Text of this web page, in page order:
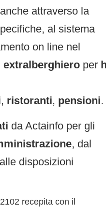
anche attraverso la
al sistema
on line nel
extralberghiero per
, ristoranti, pensioni.
da Actainfo per gli
, dal
alle disposizioni
recepita con il